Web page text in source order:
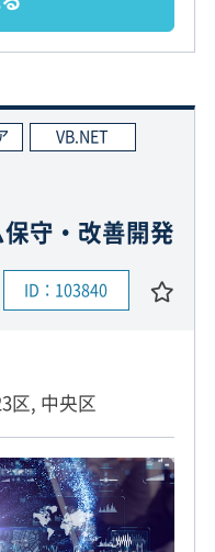
VB.NET
守・改善開発
ID：103840
区, 中央区